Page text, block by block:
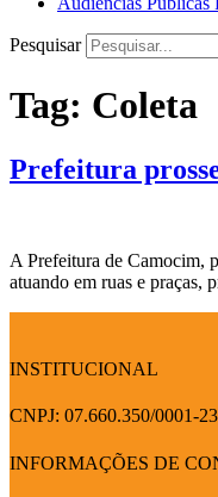
Pesquisar
Tag: Coleta
Prefeitura
A Prefeitura de Camocim,
atuando em ruas e praças,
INSTITUCIONAL
CNPJ: 07.660.350/0001-23
INFORMAÇÕES DE